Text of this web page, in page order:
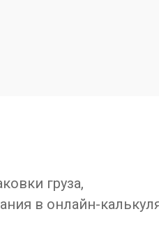
груза,
в онлайн-